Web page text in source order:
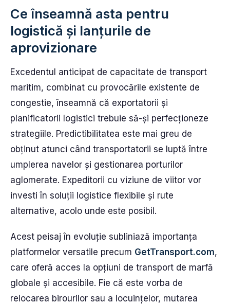
Ce înseamnă asta pentru
logistică și lanțurile de
aprovizionare
Excedentul anticipat de capacitate de transport
maritim, combinat cu provocările existente de
congestie, înseamnă că exportatorii și
planificatorii logistici trebuie să-și perfecționeze
strategiile. Predictibilitatea este mai greu de
obținut atunci când transportatorii se luptă între
umplerea navelor și gestionarea porturilor
aglomerate. Expeditorii cu viziune de viitor vor
investi în soluții logistice flexibile și rute
alternative, acolo unde este posibil.
Acest peisaj în evoluție subliniază importanța
platformelor versatile precum GetTransport.com,
care oferă acces la opțiuni de transport de marfă
globale și accesibile. Fie că este vorba de
relocarea birourilor sau a locuințelor, mutarea